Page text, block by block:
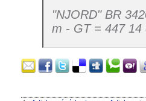
"NJORD" BR
m - GT = 447 14